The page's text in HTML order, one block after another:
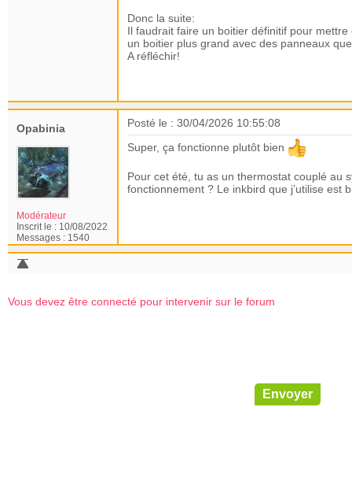
Donc la suite:
Il faudrait faire un boitier définitif pour
un boitier plus grand avec des panneaux
A réfléchir!
Opabinia
Modérateur
Inscrit le : 10/08/2022
Messages : 1540
Posté le : 30/04/2026 10:55:08
Super, ça fonctionne plutôt bien
Pour cet été, tu as un thermostat couplé au
fonctionnement ? Le inkbird que j’utilise
Vous devez être connecté pour intervenir sur le forum